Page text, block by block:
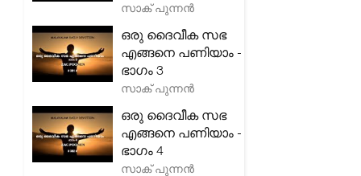
സാക് പുന്നൻ
ഒരു ദൈവീക സഭ
എങ്ങനെ പണിയാം -
ഭാഗം 3
സാക് പുന്നൻ
ഒരു ദൈവീക സഭ
എങ്ങനെ പണിയാം -
ഭാഗം 4
സാക് പുന്നൻ